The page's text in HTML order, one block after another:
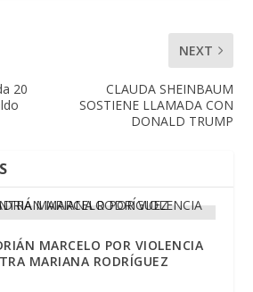
20
NEXT
CLAUDA SHEINBAUM
SOSTIENE LLAMADA CON
DONALD TRUMP
MARCELO POR VIOLENCIA
MARIANA RODRÍGUEZ